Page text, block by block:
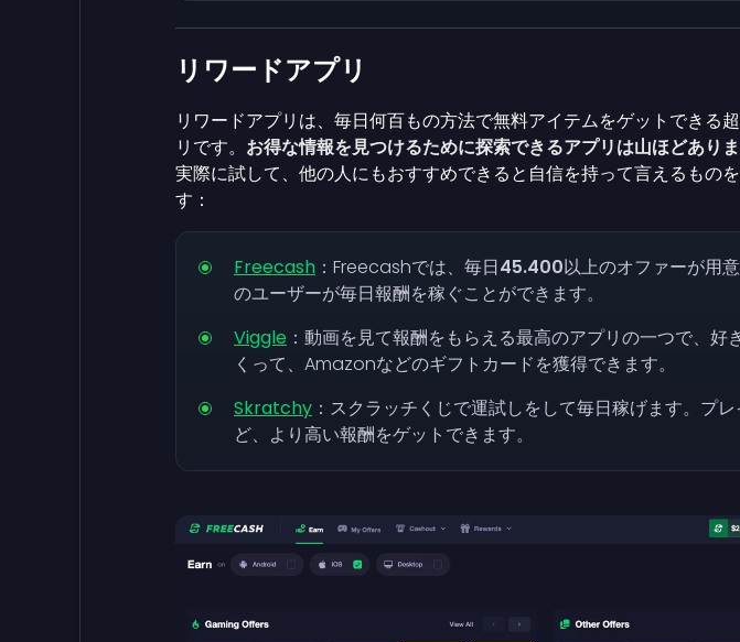
リワードアプリ
リワードアプリは、毎日何百もの方法で無料アイテムをゲットできる
リです。 お得な情報を見つけるために探索できるアプリは山ほどあり
実際に試して、他の人にもおすすめできると自信を持って言えるもの
す：
Freecash ：Freecashでは、毎日45.400以上のオファーが用
のユーザーが毎日報酬を稼ぐことができます。
Viggle ：動画を見て報酬をもらえる最高のアプリの一つで、好
くって、Amazonなどのギフトカードを獲得できます。
Skratchy ：スクラッチくじで運試しをして毎日稼げます。プ
ど、より高い報酬をゲットできます。